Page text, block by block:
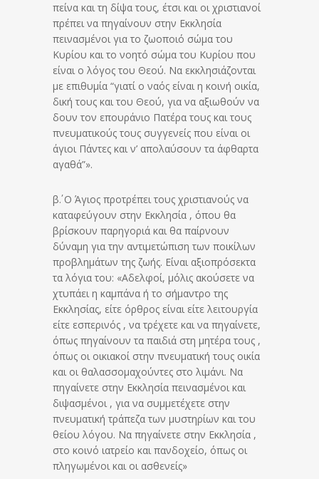
πείνα και τη δίψα τους, έτσι και οι χριστιανοί
πρέπει να πηγαίνουν στην Εκκλησία
πεινασμένοι για το ζωοποιό σώμα του
Κυρίου και το νοητό σώμα του Κυρίου που
είναι ο λόγος του Θεού. Να εκκλησιάζονται
με επιθυμία “γιατί ο ναός είναι η κοινή οικία,
δική τους και του Θεού, για να αξιωθούν να
δουν τον επουράνιο Πατέρα τους και τους
πνευματικούς τους συγγενείς που είναι οι
άγιοι Πάντες και ν’ απολαύσουν τα άφθαρτα
αγαθά”».
β΄. Ο Άγιος προτρέπει τους χριστιανούς να
καταφεύγουν στην Εκκλησία , όπου θα
βρίσκουν παρηγοριά και θα παίρνουν
δύναμη για την αντιμετώπιση των ποικίλων
προβλημάτων της ζωής. Είναι αξιοπρόσεκτα
τα λόγια του: «Αδελφοί, μόλις ακούσετε να
χτυπάει η καμπάνα ή το σήμαντρο της
Εκκλησίας, είτε όρθρος είναι είτε λειτουργία
είτε εσπερινός , να τρέχετε και να πηγαίνετε,
όπως πηγαίνουν τα παιδιά στη μητέρα τους ,
όπως οι οικιακοί στην πνευματική τους οικία
και οι θαλασσομαχούντες στο λιμάνι. Να
πηγαίνετε στην Εκκλησία πεινασμένοι και
διψασμένοι , για να συμμετέχετε στην
πνευματική τράπεζα των μυστηρίων και του
θείου λόγου. Να πηγαίνετε στην Εκκλησία ,
στο κοινό ιατρείο και πανδοχείο, όπως οι
πληγωμένοι και οι ασθενείς»